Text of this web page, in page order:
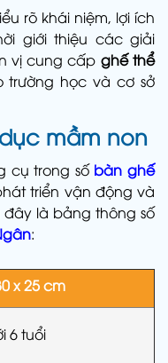
rõ khái niệm, lợi ích
giới thiệu các giải
vị cung cấp ghế thể
trường học và cơ sở
mầm non
cụ trong số bàn ghế
triển vận động và
đây là bảng thông số
:
x 25 cm
6 tuổi